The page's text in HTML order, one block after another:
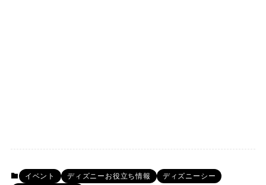
イベント ディズニーお役立ち情報
ディズニーシー